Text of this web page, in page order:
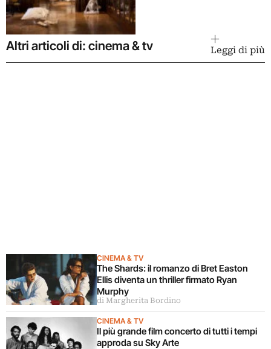
Altri articoli di: cinema & tv Leggi di più
CINEMA & TV
The Shards: il romanzo di Bret Easton
Ellis diventa un thriller firmato Ryan
Murphy
di Margherita Bordino
CINEMA & TV
Il più grande film concerto di tutti i tempi
approda su Sky Arte